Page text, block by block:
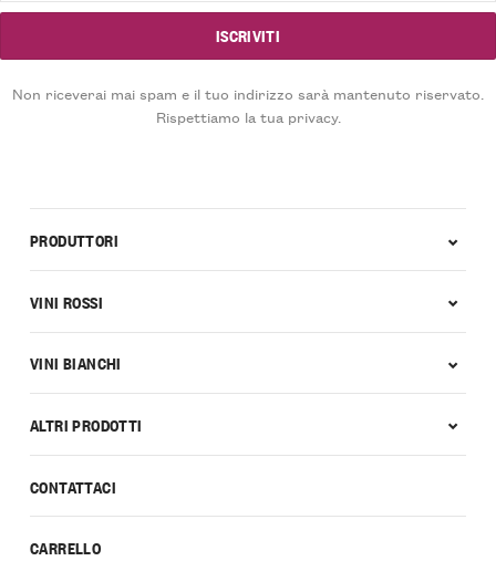
Non riceverai mai spam e il tuo indirizzo sarà mantenuto riservato.
Rispettiamo la tua privacy.
CONTATTACI
CARRELLO
PRODUTTORI
VINI ROSSI
VINI BIANCHI
ALTRI PRODOTTI